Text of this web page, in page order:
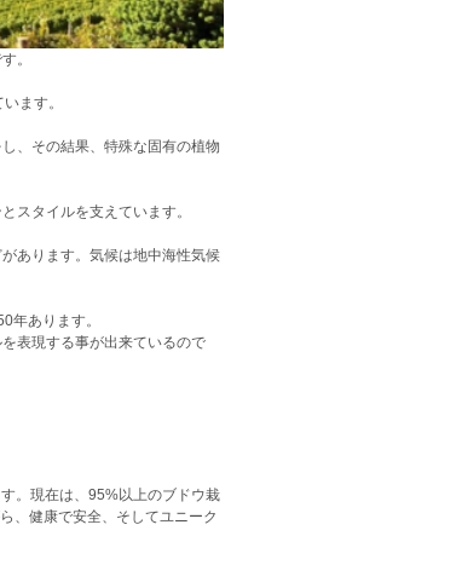
。
ます。
、その結果、特殊な固有の植物
スタイルを支えています。
あります。気候は地中海性気候
年あります。
表現する事が出来ているので
。現在は、95%以上のブドウ栽
、健康で安全、そしてユニーク